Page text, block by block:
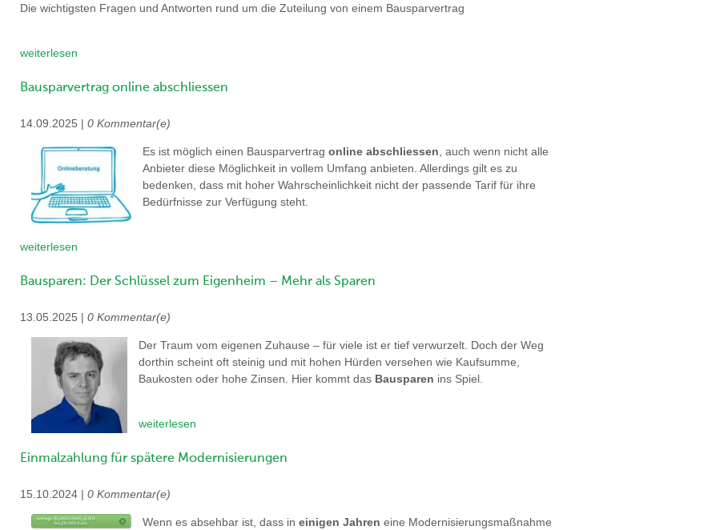
Die wichtigsten Fragen und Antworten rund um die Zuteilung von einem Bausparvertrag
weiterlesen
Bausparvertrag online abschliessen
14.09.2025 | 0 Kommentar(e)
Es ist möglich einen Bausparvertrag online abschliessen , auch wenn nicht alle
Anbieter diese Möglichkeit in vollem Umfang anbieten. Allerdings gilt es zu
bedenken, dass mit hoher Wahrscheinlichkeit nicht der passende Tarif für ihre
Bedürfnisse zur Verfügung steht.
weiterlesen
Bausparen: Der Schlüssel zum Eigenheim – Mehr als Sparen
13.05.2025 | 0 Kommentar(e)
Der Traum vom eigenen Zuhause – für viele ist er tief verwurzelt. Doch der Weg
dorthin scheint oft steinig und mit hohen Hürden versehen wie Kaufsumme,
Baukosten oder hohe Zinsen. Hier kommt das Bausparen ins Spiel.
weiterlesen
Einmalzahlung für spätere Modernisierungen
15.10.2024 | 0 Kommentar(e)
Wenn es absehbar ist, dass in einigen Jahren eine Modernisierungsmaßnahme